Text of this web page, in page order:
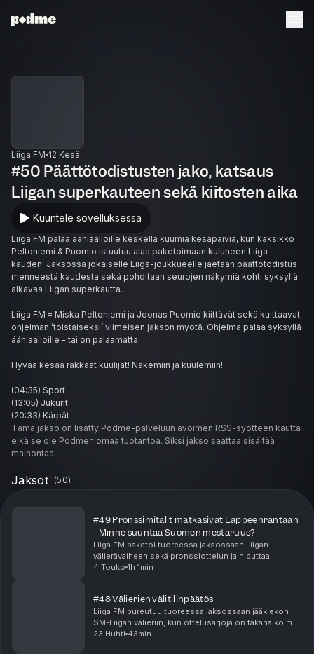
Liiga FM 12 Kesä
#50 Päättötodistusten jako, katsaus
Liigan superkauteen sekä kiitosten aika
Kuuntele sovelluksessa
Liiga FM palaa ääniaalloille keskellä kuumia kesäpäiviä, kun kaksikko
Peltoniemi & Puomio istuutuu alas paketoimaan kuluneen Liiga-
kauden! Jaksossa jokaiselle Liiga-joukkueelle jaetaan päättötodistus
menneestä kaudesta sekä pohditaan seurojen näkymiä kohti syksyllä
alkavaa Liigan superkautta.
Liiga FM = Miska Peltoniemi ja Joonas Puomio kiittävät sekä kuittaavat
ohjelman ’toistaiseksi’ viimeisen jakson myötä. Ohjelma palaa syksyllä
ääniaalloille - tai on palaamatta.
Hyvää kesää rakkaat kuulijat! Näkemiin ja kuulemiin!
(04:35) Sport
(13:05) Jukurit
(20:33) Kärpät
(29:45) TPS
(38:17) HIFK
(49:48) Kiekko-Espoo
(63:43) Lukko
(72:52) HPK
Tämä jakso on lisätty Podme-palveluun avoimen RSS-syötteen kautta
eikä se ole Podmen omaa tuotantoa. Siksi jakso saattaa sisältää
mainontaa.
Jaksot (50)
#49 Pronssimitalit matkasivat Lappeenrantaan
- Minne suuntaa Suomen mestaruus?
Liiga FM paketoi tuoreessa jaksossaan Liigan
välierävaiheen sekä pronssiottelun ja niputtaa
kuluneen kauden Ilveksen sekä SaiPan osalta.Lisäksi
4 Touko 1h 1min
#48 Välierien välitilinpäätös
Liiga FM pureutuu tuoreessa jaksossaan jääkiekon
SM-Liigan välieriin, kun ottelusarjoja on takana kolmen
ottelun verran.Tampereella asetelmat ja sarjan
23 Huhti 43min